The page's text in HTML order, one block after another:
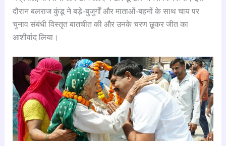
दौरान बलराज कुंडू ने बड़े-बुजुर्गों और माताओं-बहनों के साथ चाय पर
चुनाव संबंधी विस्तृत बातचीत की और उनके चरण छूकर जीत का
आशीर्वाद लिया।